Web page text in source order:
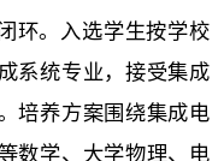
环。入选学生按学校
系统专业，接受集成
培养方案围绕集成电
数学、大学物理、电